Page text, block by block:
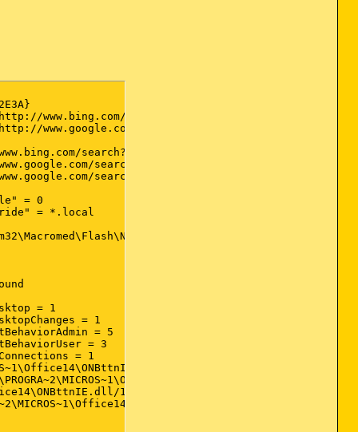
www.bing.com/
http://www.google.com/
www.google.com/
= 0
= *.local
File not
= 1
= 1
= 5
= 3
= 1
105 File not found
3000 File not
105 File not found
3000 File not found